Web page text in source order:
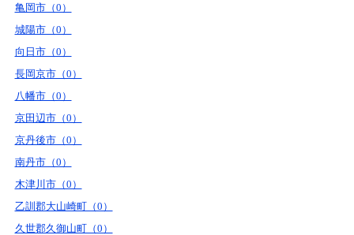
亀岡市（0）
城陽市（0）
向日市（0）
長岡京市（0）
八幡市（0）
京田辺市（0）
京丹後市（0）
南丹市（0）
木津川市（0）
乙訓郡大山崎町（0）
久世郡久御山町（0）